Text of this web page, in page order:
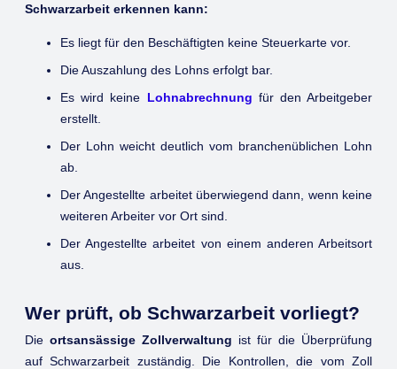
Schwarzarbeit erkennen kann:
Es liegt für den Beschäftigten keine Steuerkarte vor.
Die Auszahlung des Lohns erfolgt bar.
Es wird keine Lohnabrechnung für den Arbeitgeber
erstellt.
Der Lohn weicht deutlich vom branchenüblichen Lohn
ab.
Der Angestellte arbeitet überwiegend dann, wenn keine
weiteren Arbeiter vor Ort sind.
Der Angestellte arbeitet von einem anderen Arbeitsort
aus.
Wer prüft, ob Schwarzarbeit vorliegt?
Die ortsansässige Zollverwaltung ist für die Überprüfung
auf Schwarzarbeit zuständig. Die Kontrollen, die vom Zoll